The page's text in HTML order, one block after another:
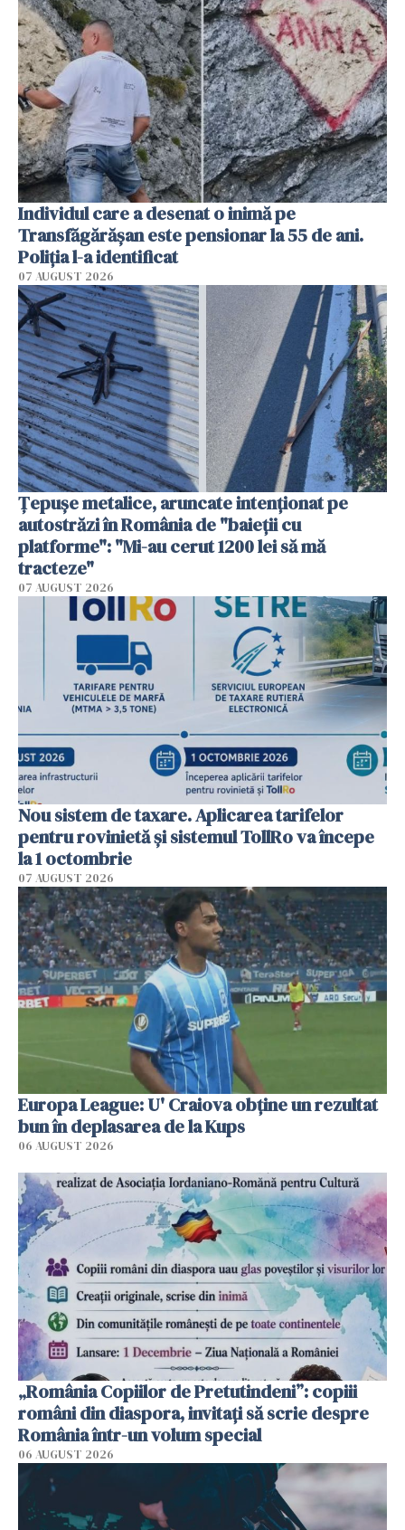
Individul care a desenat o inimă pe
Transfăgărășan este pensionar la 55 de ani.
Poliția l-a identificat
07 AUGUST 2026
Țepușe metalice, aruncate intenționat pe
autostrăzi în România de "baieții cu
platforme": "Mi-au cerut 1200 lei să mă
tracteze"
07 AUGUST 2026
Nou sistem de taxare. Aplicarea tarifelor
pentru rovinietă şi sistemul TollRo va începe
la 1 octombrie
07 AUGUST 2026
Europa League: U' Craiova obține un rezultat
bun în deplasarea de la Kups
06 AUGUST 2026
„România Copiilor de Pretutindeni”: copiii
români din diaspora, invitați să scrie despre
România într-un volum special
06 AUGUST 2026